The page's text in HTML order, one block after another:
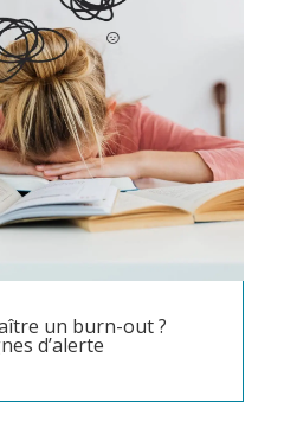
un burn-out ?
d’alerte